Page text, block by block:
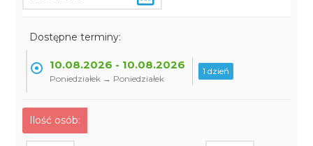
Dostępne terminy:
10.08.2026 - 10.08.2026
Poniedziałek → Poniedziałek
1 dzień
Ilość osób: